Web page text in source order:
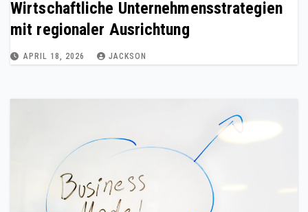
Wirtschaftliche Unternehmensstrategien
mit regionaler Ausrichtung
APRIL 18, 2026 JACKSON